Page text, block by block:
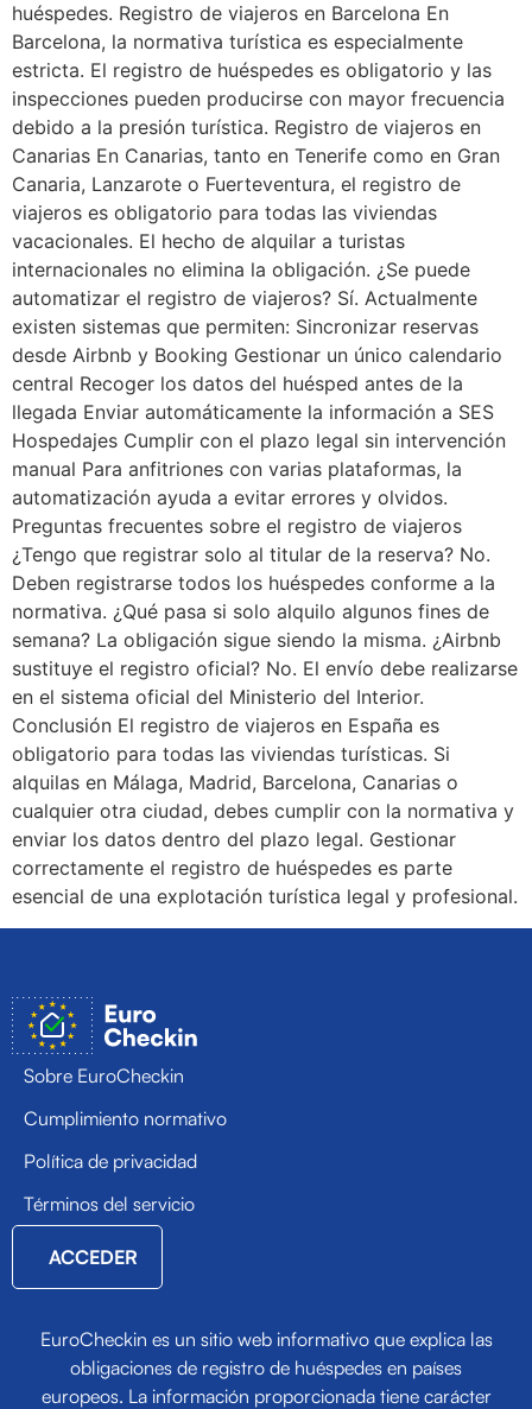
huéspedes. Registro de viajeros en Barcelona En
Barcelona, la normativa turística es especialmente
estricta. El registro de huéspedes es obligatorio y las
inspecciones pueden producirse con mayor frecuencia
debido a la presión turística. Registro de viajeros en
Canarias En Canarias, tanto en Tenerife como en Gran
Canaria, Lanzarote o Fuerteventura, el registro de
viajeros es obligatorio para todas las viviendas
vacacionales. El hecho de alquilar a turistas
internacionales no elimina la obligación. ¿Se puede
automatizar el registro de viajeros? Sí. Actualmente
existen sistemas que permiten: Sincronizar reservas
desde Airbnb y Booking Gestionar un único calendario
central Recoger los datos del huésped antes de la
llegada Enviar automáticamente la información a SES
Hospedajes Cumplir con el plazo legal sin intervención
manual Para anfitriones con varias plataformas, la
automatización ayuda a evitar errores y olvidos.
Preguntas frecuentes sobre el registro de viajeros
¿Tengo que registrar solo al titular de la reserva? No.
Deben registrarse todos los huéspedes conforme a la
normativa. ¿Qué pasa si solo alquilo algunos fines de
semana? La obligación sigue siendo la misma. ¿Airbnb
sustituye el registro oficial? No. El envío debe realizarse
en el sistema oficial del Ministerio del Interior.
Conclusión El registro de viajeros en España es
obligatorio para todas las viviendas turísticas. Si
alquilas en Málaga, Madrid, Barcelona, Canarias o
cualquier otra ciudad, debes cumplir con la normativa y
enviar los datos dentro del plazo legal. Gestionar
correctamente el registro de huéspedes es parte
esencial de una explotación turística legal y profesional.
Sobre EuroCheckin
Cumplimiento normativo
Política de privacidad
Términos del servicio
ACCEDER
EuroCheckin es un sitio web informativo que explica las
obligaciones de registro de huéspedes en países
europeos. La información proporcionada tiene carácter